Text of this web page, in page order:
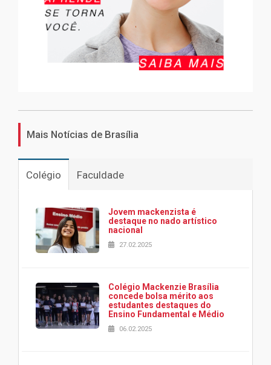
Mais Notícias de Brasília
Colégio Faculdade
Jovem mackenzista é
destaque no nado artístico
nacional
27.02.2025
Colégio Mackenzie Brasília
concede bolsa mérito aos
estudantes destaques do
Ensino Fundamental e Médio
06.02.2025